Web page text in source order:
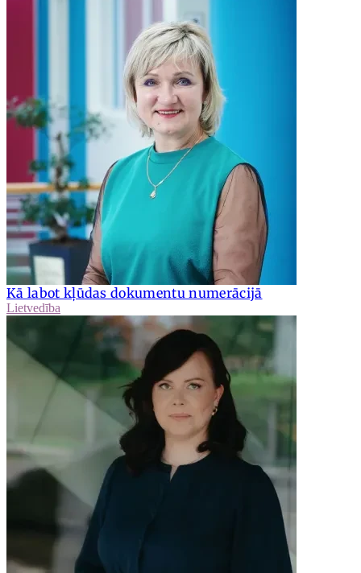
Kā labot kļūdas dokumentu numerācijā
Lietvedība